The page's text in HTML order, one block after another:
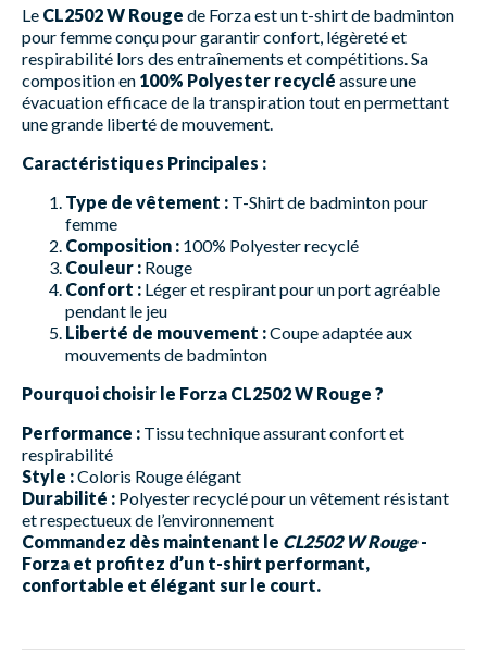
Le CL2502 W Rouge de Forza est un t-shirt de badminton
pour femme conçu pour garantir confort, légèreté et
respirabilité lors des entraînements et compétitions. Sa
composition en 100% Polyester recyclé assure une
évacuation efficace de la transpiration tout en permettant
une grande liberté de mouvement.
Caractéristiques Principales :
Type de vêtement : T-Shirt de badminton pour
femme
Composition : 100% Polyester recyclé
Couleur : Rouge
Confort : Léger et respirant pour un port agréable
pendant le jeu
Liberté de mouvement :Coupe adaptée aux
mouvements de badminton
Pourquoi choisir le Forza CL2502 W Rouge ?
Performance : Tissu technique assurant confort et
respirabilité
Style :Coloris Rouge élégant
Durabilité : Polyester recyclé pour un vêtement résistant
et respectueux de l’environnement
Commandez dès maintenant le CL2502 W Rouge-
Forza et profitez d’un t-shirt performant,
confortable et élégant sur le court.